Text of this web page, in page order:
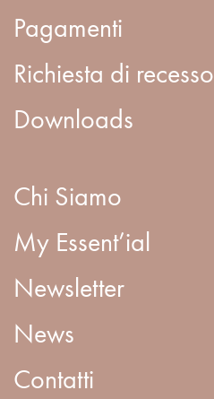
Pagamenti
Richiesta di recesso
Downloads
Chi Siamo
My Essent’ial
Newsletter
News
Contatti